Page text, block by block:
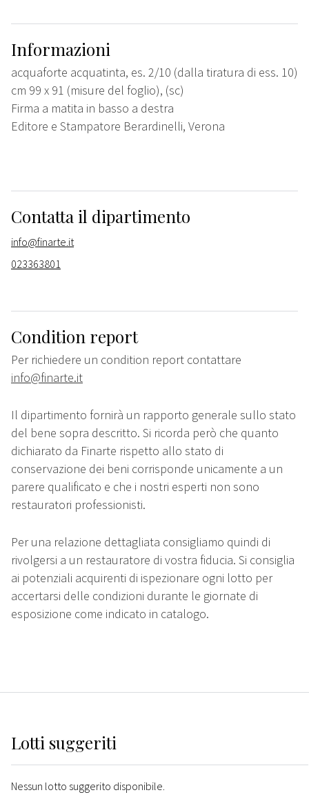
Informazioni
acquaforte acquatinta, es. 2/10 (dalla tiratura di ess. 10)
cm 99 x 91 (misure del foglio), (sc)
Firma a matita in basso a destra
Editore e Stampatore Berardinelli, Verona
Contatta il dipartimento
info@finarte.it
023363801
Condition report
Per richiedere un condition report contattare
info@finarte.it
Il dipartimento fornirà un rapporto generale sullo stato
del bene sopra descritto. Si ricorda però che quanto
dichiarato da Finarte rispetto allo stato di
conservazione dei beni corrisponde unicamente a un
parere qualificato e che i nostri esperti non sono
restauratori professionisti.
Per una relazione dettagliata consigliamo quindi di
rivolgersi a un restauratore di vostra fiducia. Si consiglia
ai potenziali acquirenti di ispezionare ogni lotto per
accertarsi delle condizioni durante le giornate di
esposizione come indicato in catalogo.
Lotti suggeriti
Nessun lotto suggerito disponibile.